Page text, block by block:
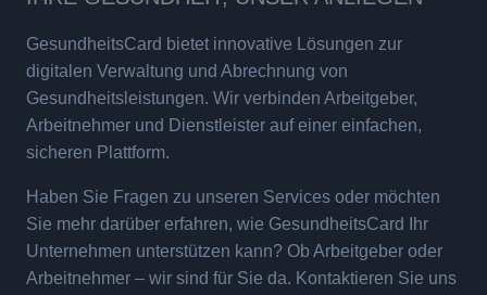
GesundheitsCard bietet innovative Lösungen zur
digitalen Verwaltung und Abrechnung von
Gesundheitsleistungen. Wir verbinden Arbeitgeber,
Arbeitnehmer und Dienstleister auf einer einfachen,
sicheren Plattform.
Haben Sie Fragen zu unseren Services oder möchten
Sie mehr darüber erfahren, wie GesundheitsCard Ihr
Unternehmen unterstützen kann? Ob Arbeitgeber oder
Arbeitnehmer – wir sind für Sie da. Kontaktieren Sie uns